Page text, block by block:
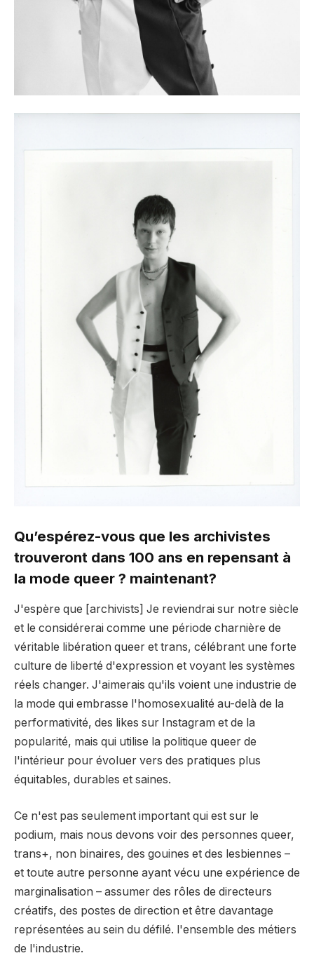
Qu’espérez-vous que les archivistes
trouveront dans 100 ans en repensant à
la mode queer ? maintenant?
J'espère que [archivists] Je reviendrai sur notre siècle
et le considérerai comme une période charnière de
véritable libération queer et trans, célébrant une forte
culture de liberté d'expression et voyant les systèmes
réels changer. J'aimerais qu'ils voient une industrie de
la mode qui embrasse l'homosexualité au-delà de la
performativité, des likes sur Instagram et de la
popularité, mais qui utilise la politique queer de
l'intérieur pour évoluer vers des pratiques plus
équitables, durables et saines.
Ce n'est pas seulement important qui est sur le
podium, mais nous devons voir des personnes queer,
trans+, non binaires, des gouines et des lesbiennes –
et toute autre personne ayant vécu une expérience de
marginalisation – assumer des rôles de directeurs
créatifs, des postes de direction et être davantage
représentées au sein du défilé. l'ensemble des métiers
de l'industrie.